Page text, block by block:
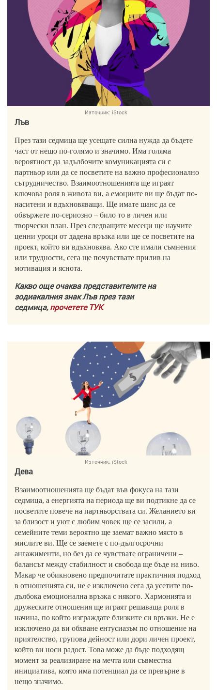
Източник: iStock
Лъв
През тази седмица ще усещате силна нужда да бъдете
част от нещо по-голямо и значимо. Има голяма
вероятност да задълбочите комуникацията си с
партньор или да се посветите на важно професионално
сътрудничество. Взаимоотношенията ще играят
ключова роля в живота ви, а емоциите ви ще бъдат по-
наситени и вдъхновяващи. Ще имате шанс да се
обвържете по-сериозно – било то в личен или
творчески план. През следващите месеци ще научите
ценни уроци от дадена връзка или ще се посветите на
проект, който ви вдъхновява. Ако сте имали съмнения
или трудности, сега ще почувствате прилив на
мотивация и яснота.
Какво още очаква представителите на
зодиакалния знак Лъв през тази
седмица,прочетете ТУК.
Източник: iStock
Дева
Взаимоотношенията ще бъдат във фокуса на тази
седмица, а енергията на периода ще ви подтикне да се
посветите повече на партньорствата си. Желанието ви
за близост и уют с любим човек ще се засили, а
семейните теми вероятно ще заемат важно място в
мислите ви. Ще се заемете с по-дългосрочни
ангажименти, но без да се чувствате ограничени –
балансът между стабилност и свобода ще бъде на ниво.
Макар че обикновено предпочитате практичния подход
в отношенията си, не е изключено сега да усетите по-
дълбока емоционална връзка с някого. Хармонията и
дружеските отношения ще играят решаваща роля в
начина, по който изграждате близките си връзки. Не е
изключено да ви обхване ентусиазъм по отношение на
приятелство, групова дейност или дори личен проект,
който ви носи радост. Това може да бъде подходящ
момент за реализиране на мечта или съвместна
инициатива, която има потенциал да се превърне в
нещо значимо.